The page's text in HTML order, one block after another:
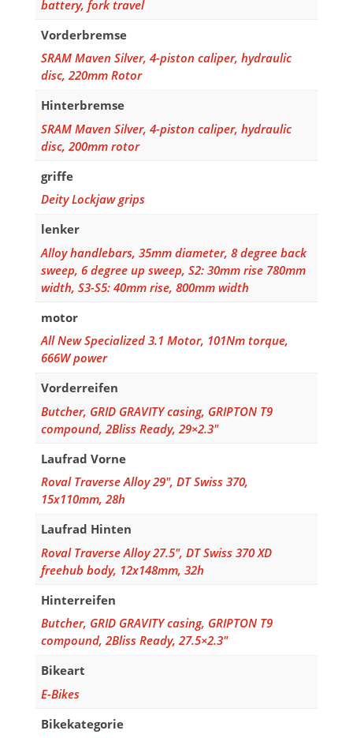
battery, fork travel
Vorderbremse
SRAM Maven Silver, 4-piston caliper, hydraulic
disc, 220mm Rotor
Hinterbremse
SRAM Maven Silver, 4-piston caliper, hydraulic
disc, 200mm rotor
griffe
Deity Lockjaw grips
lenker
Alloy handlebars, 35mm diameter, 8 degree back
sweep, 6 degree up sweep, S2: 30mm rise 780mm
width, S3-S5: 40mm rise, 800mm width
motor
All New Specialized 3.1 Motor, 101Nm torque,
666W power
Vorderreifen
Butcher, GRID GRAVITY casing, GRIPTON T9
compound, 2Bliss Ready, 29×2.3"
Laufrad Vorne
Roval Traverse Alloy 29", DT Swiss 370,
15x110mm, 28h
Laufrad Hinten
Roval Traverse Alloy 27.5", DT Swiss 370 XD
freehub body, 12x148mm, 32h
Hinterreifen
Butcher, GRID GRAVITY casing, GRIPTON T9
compound, 2Bliss Ready, 27.5×2.3"
Bikeart
E-Bikes
Bikekategorie